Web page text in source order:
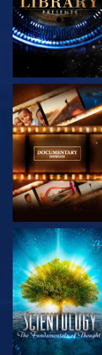
SERIE
ENTDECKEN
SERIE
ENTDECKEN